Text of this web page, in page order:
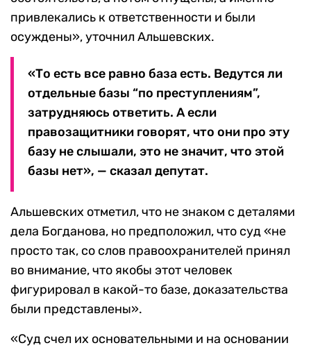
привлекались к ответственности и были
осуждены», уточнил Альшевских.
«То есть все равно база есть. Ведутся ли
отдельные базы “по преступлениям”,
затрудняюсь ответить. А если
правозащитники говорят, что они про эту
базу не слышали, это не значит, что этой
базы нет», — сказал депутат.
Альшевских отметил, что не знаком с деталями
дела Богданова, но предположил, что суд «не
просто так, со слов правоохранителей принял
во внимание, что якобы этот человек
фигурировал в какой-то базе, доказательства
были представлены».
«Суд счел их основательными и на основании